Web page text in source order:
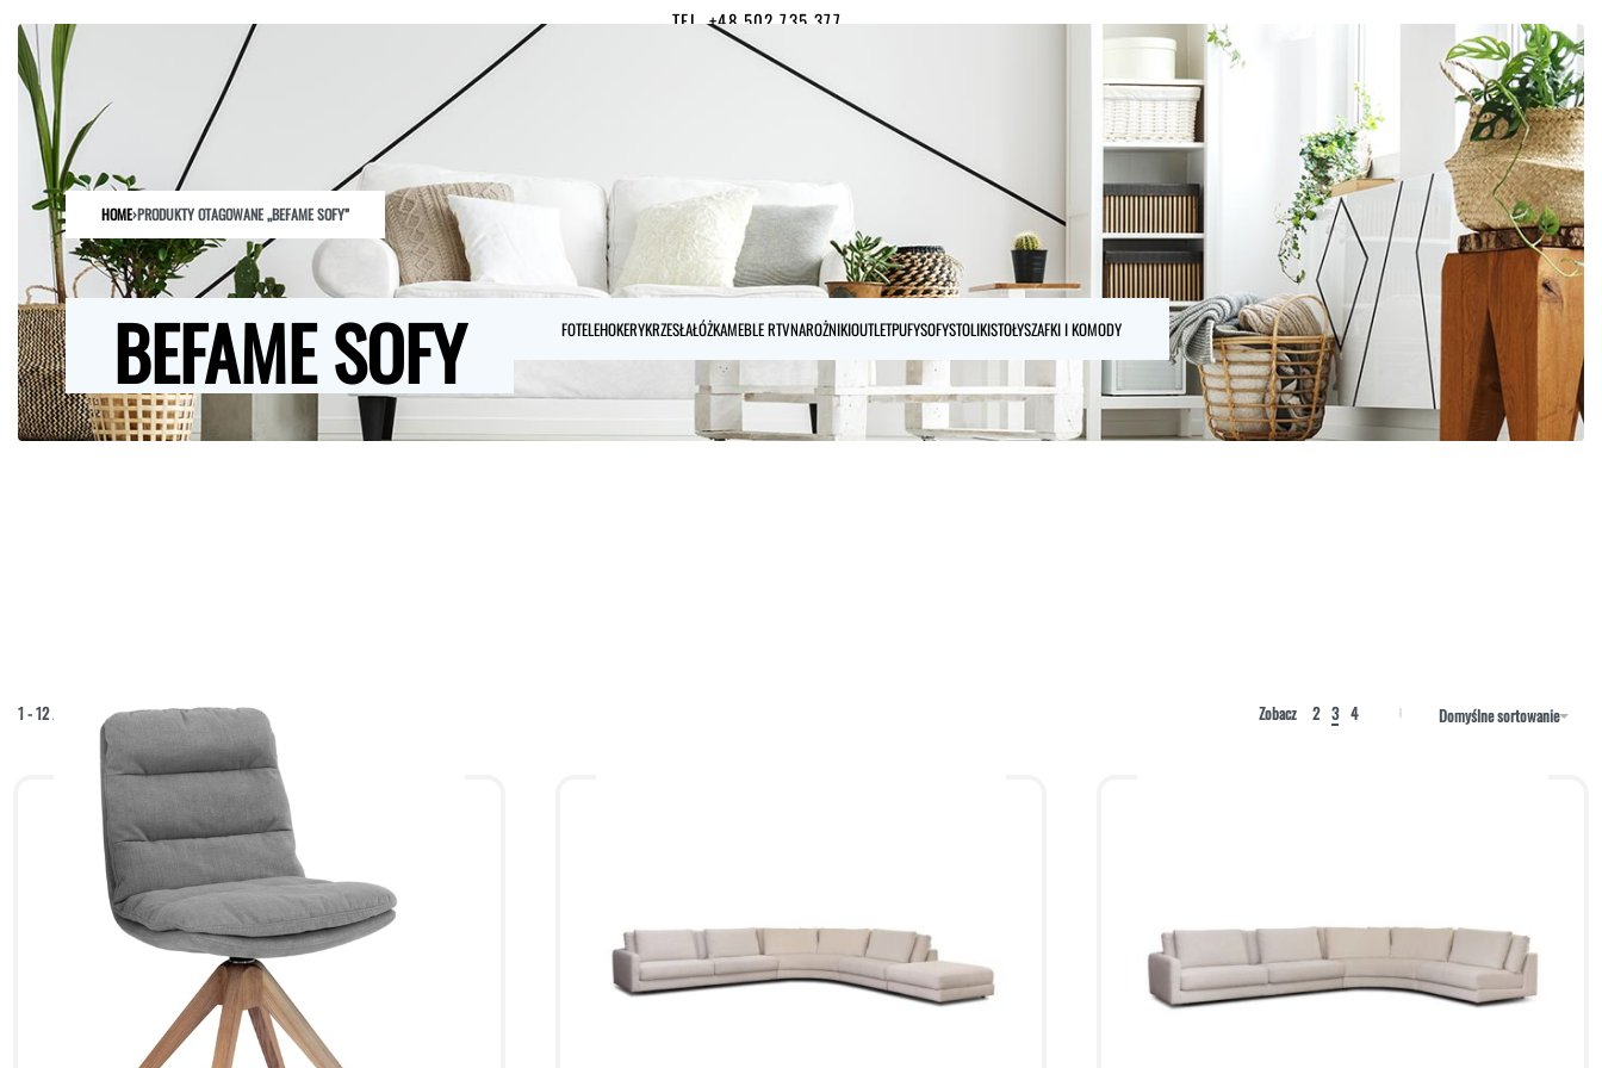
TEL. +48 502 735 377
HOME SKLEP ARCHITEKCI
HOME›PRODUKTY OTAGOWANE „BEFAME SOFY”
BEFAME SOFY FOTELEHOKERYKRZESŁAŁÓŻKAMEBLE RTVNAROŻNIKIOUTLETPUFYSOFYSTOLIKISTOŁYSZAFKI I KOMODY
1-12/ Zobacz 2 3 4 Domyślne sortowanie